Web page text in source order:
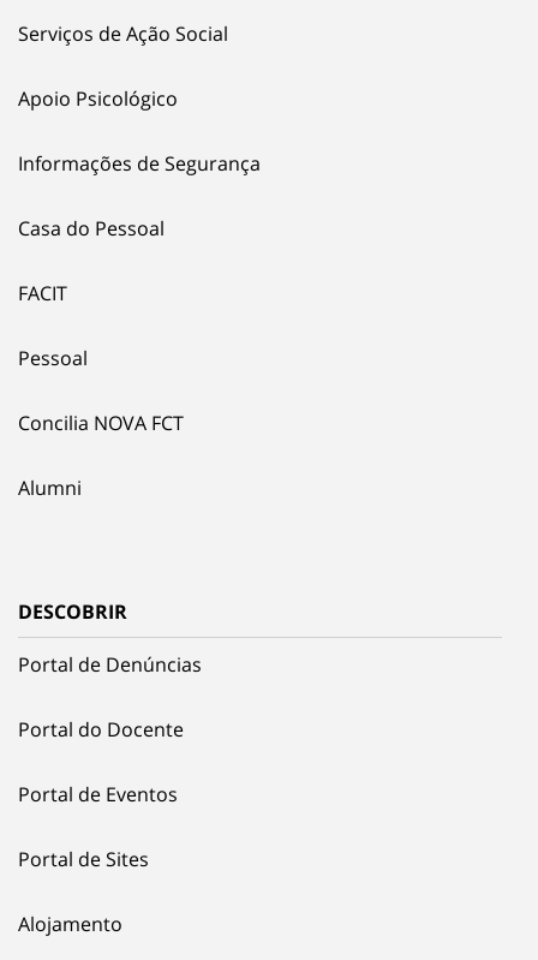
Serviços de Ação Social
Apoio Psicológico
Informações de Segurança
Casa do Pessoal
FACIT
Pessoal
Concilia NOVA FCT
Alumni
DESCOBRIR
Portal de Denúncias
Portal do Docente
Portal de Eventos
Portal de Sites
Alojamento